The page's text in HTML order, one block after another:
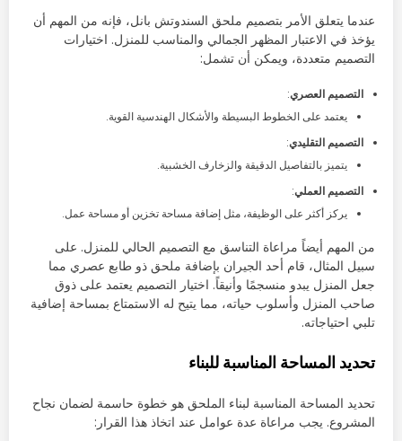
عندما يتعلق الأمر بتصميم ملحق السندوتش بانل، فإنه من المهم أن
يؤخذ في الاعتبار المظهر الجمالي والمناسب للمنزل. اختيارات
التصميم متعددة، ويمكن أن تشمل:
التصميم العصري:
يعتمد على الخطوط البسيطة والأشكال الهندسية القوية.
التصميم التقليدي:
يتميز بالتفاصيل الدقيقة والزخارف الخشبية.
التصميم العملي:
يركز أكثر على الوظيفة، مثل إضافة مساحة تخزين أو مساحة عمل.
من المهم أيضاً مراعاة التناسق مع التصميم الحالي للمنزل. على
سبيل المثال، قام أحد الجيران بإضافة ملحق ذو طابع عصري مما
جعل المنزل يبدو منسجمًا وأنيقاً. اختيار التصميم يعتمد على ذوق
صاحب المنزل وأسلوب حياته، مما يتيح له الاستمتاع بمساحة إضافية
تلبي احتياجاته.
تحديد المساحة المناسبة للبناء
تحديد المساحة المناسبة لبناء الملحق هو خطوة حاسمة لضمان نجاح
المشروع. يجب مراعاة عدة عوامل عند اتخاذ هذا القرار: